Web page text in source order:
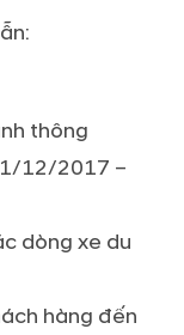
thông
12/2017 –
dòng xe du
hàng đến